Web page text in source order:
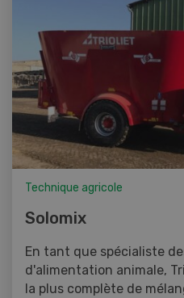
Technique agricole
Solomix
En tant que spécialiste
d'alimentation animale,
la plus complète de